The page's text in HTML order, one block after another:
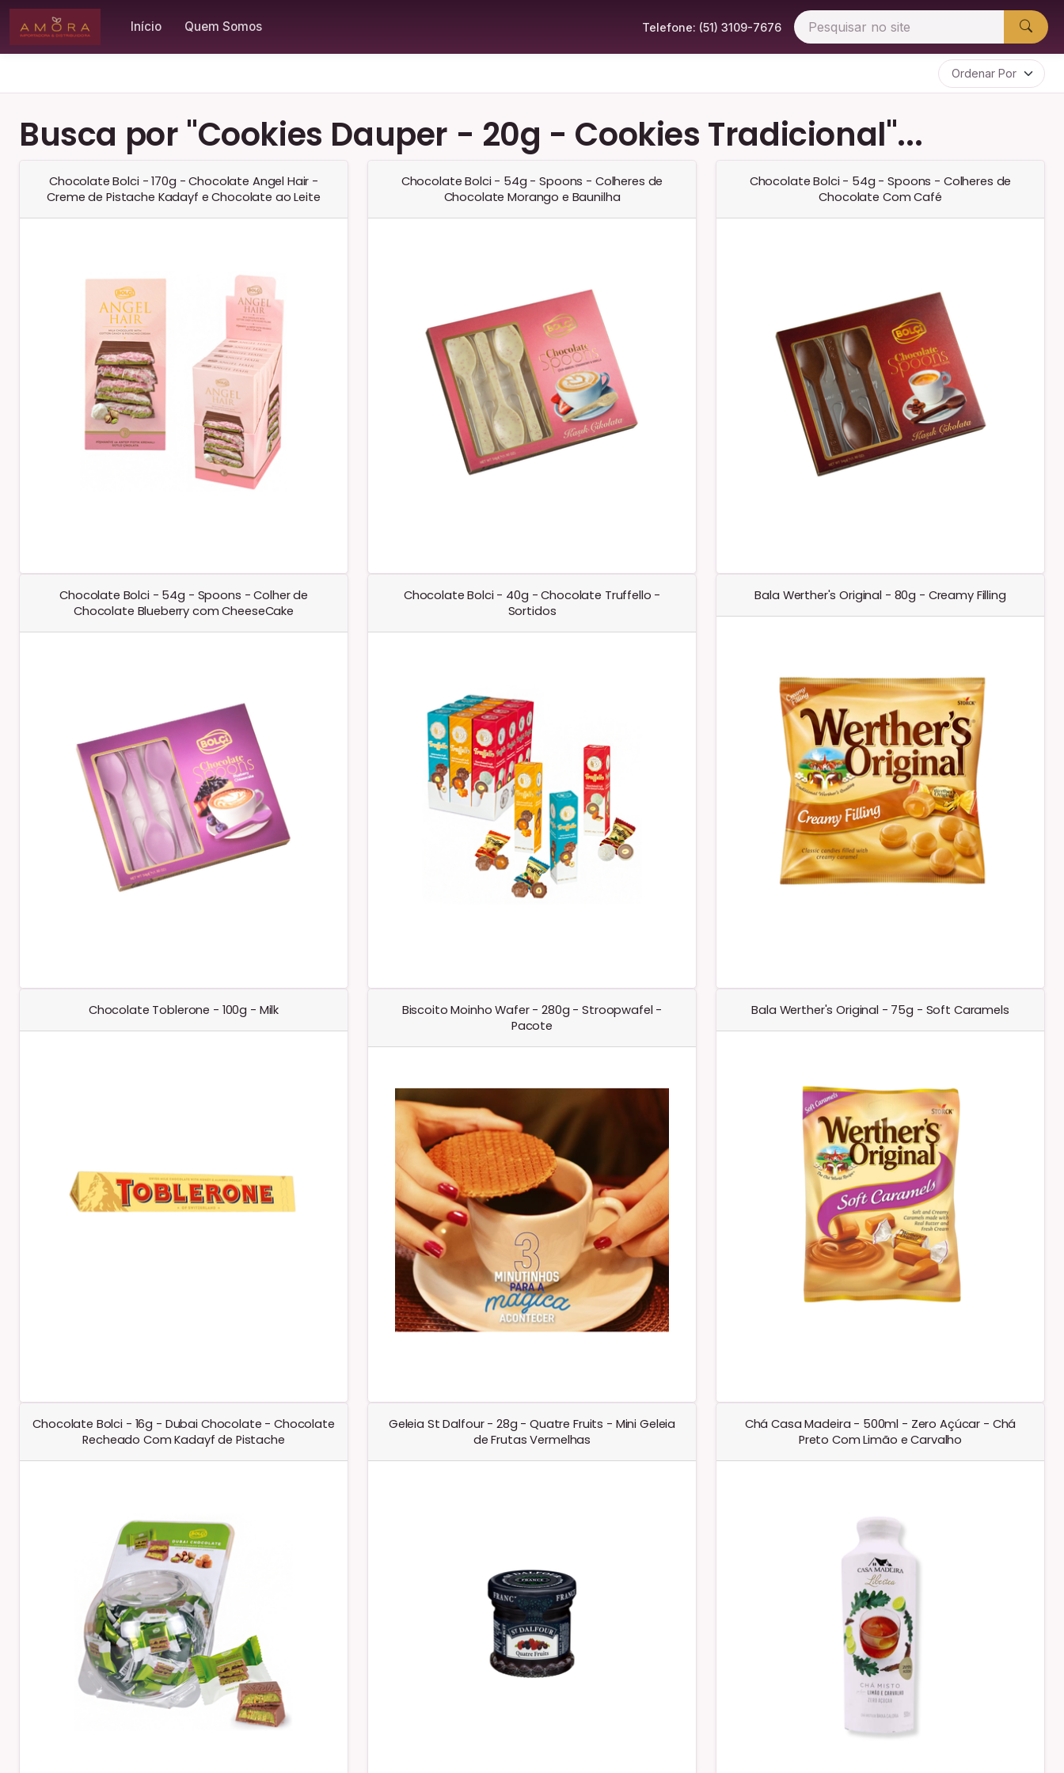
Início Quem Somos Telefone: (51) 3109-7676
Busca por "Cookies Dauper - 20g - Cookies Tradicional"...
Chocolate Bolci - 170g - Chocolate Angel Hair -
Creme de Pistache Kadayf e Chocolate ao Leite
Chocolate Bolci - 54g - Spoons - Colheres de
Chocolate Morango e Baunilha
Chocolate Bolci - 54g - Spoons - Colheres de
Chocolate Com Café
Chocolate Bolci - 54g - Spoons - Colher de
Chocolate Blueberry com CheeseCake
Chocolate Bolci - 40g - Chocolate Truffello -
Sortidos
Bala Werther's Original - 80g - Creamy Filling
Chocolate Toblerone - 100g - Milk
Biscoito Moinho Wafer - 280g - Stroopwafel -
Pacote
Bala Werther's Original - 75g - Soft Caramels
Chocolate Bolci - 16g - Dubai Chocolate - Chocolate
Recheado Com Kadayf de Pistache
Geleia St Dalfour - 28g - Quatre Fruits - Mini Geleia
de Frutas Vermelhas
Chá Casa Madeira - 500ml - Zero Açúcar - Chá
Preto Com Limão e Carvalho